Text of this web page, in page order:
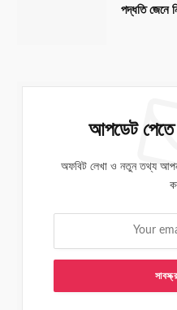
পদ্ধতি জেনে
আপডেট পেতে
অফবিট লেখা ও নতুন তথ্য